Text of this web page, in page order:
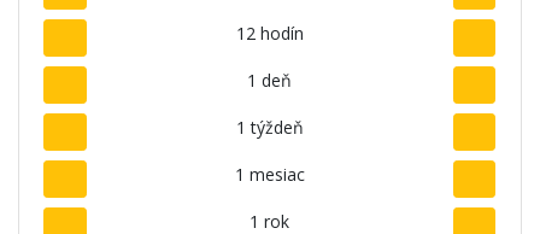
12 hodín
1 deň
1 týždeň
1 mesiac
1 rok